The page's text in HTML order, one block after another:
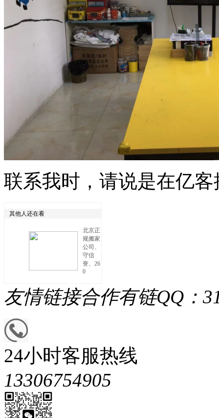
联系我时，请说是在亿
其他人还在看
北京正
规搬家
公司、
守信
誉、26
0
友情链接合作有链QQ：
24小时客服热线
13306754905